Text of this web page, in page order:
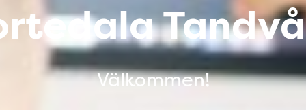
Välkommen!